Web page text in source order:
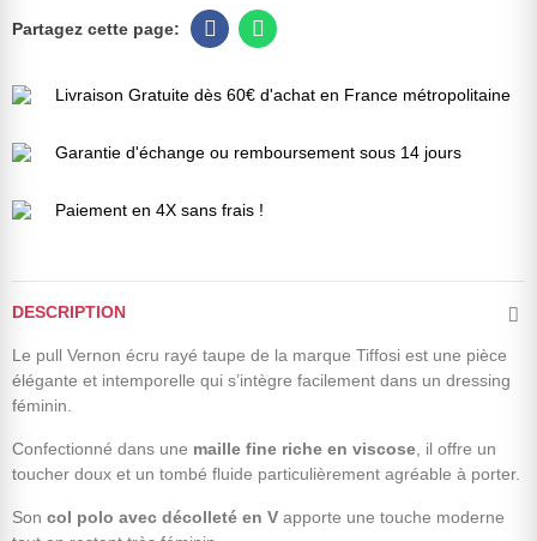
Livraison Gratuite dès 60€ d'achat en France métropolitaine
Garantie d'échange ou remboursement sous 14 jours
Paiement en 4X sans frais !
DESCRIPTION
Le pull Vernon écru rayé taupe de la marque Tiffosi est une pièce
élégante et intemporelle qui s’intègre facilement dans un dressing
féminin.
Confectionné dans une maille fine riche en viscose , il offre un
toucher doux et un tombé fluide particulièrement agréable à porter.
Son col polo avec décolleté en V apporte une touche moderne